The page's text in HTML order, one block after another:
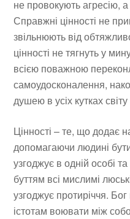
не провокують агресію,
Справжні цінності не
звільнюють від
цінності не тягнуть у
всією поважною
самоудосконалення,
душею в усіх кутках світу
Цінності – те, що додає
допомагаючи людині
узгоджує в одній особі
буттям всі мислимі
узгоджує протиріччя.
істотам воювати між